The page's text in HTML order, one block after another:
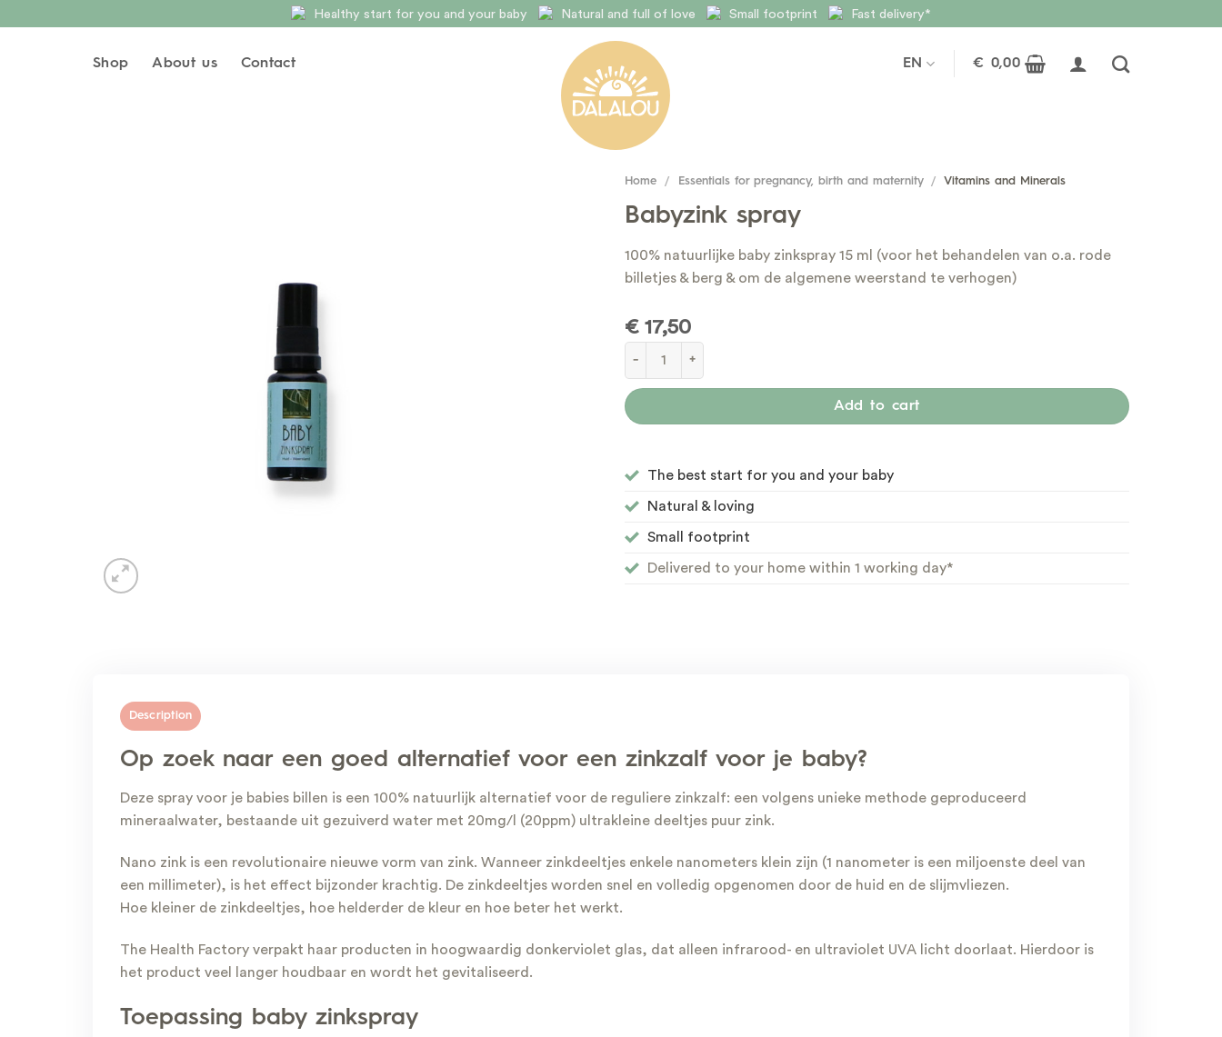
Healthy start for you and your baby Natural and full of love Small footprint Fast delivery*
Shop About us Contact EN € 0,00
Home / Essentials for pregnancy, birth and maternity / Vitamins and Minerals
Babyzink spray
100% natuurlijke baby zinkspray 15 ml (voor het behandelen van o.a. rode
billetjes & berg & om de algemene weerstand te verhogen)
€ 17,50
Add to cart
The best start for you and your baby
Natural & loving
Small footprint
Delivered to your home within 1 working day*
Description
Op zoek naar een goed alternatief voor een zinkzalf voor je baby?
Deze spray voor je babies billen is een 100% natuurlijk alternatief voor de reguliere zinkzalf: een volgens unieke methode geproduceerd
mineraalwater, bestaande uit gezuiverd water met 20mg/l (20ppm) ultrakleine deeltjes puur zink.
Nano zink is een revolutionaire nieuwe vorm van zink. Wanneer zinkdeeltjes enkele nanometers klein zijn (1 nanometer is een miljoenste deel van
een millimeter), is het effect bijzonder krachtig. De zinkdeeltjes worden snel en volledig opgenomen door de huid en de slijmvliezen.
Hoe kleiner de zinkdeeltjes, hoe helderder de kleur en hoe beter het werkt.
The Health Factory verpakt haar producten in hoogwaardig donkerviolet glas, dat alleen infrarood- en ultraviolet UVA licht doorlaat. Hierdoor is
het product veel langer houdbaar en wordt het gevitaliseerd.
Toepassing baby zinkspray